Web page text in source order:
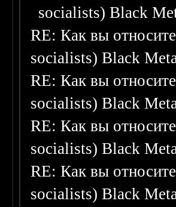
socialists) Black
RE: Как вы
socialists) Black
RE: Как вы
socialists) Black
RE: Как вы
socialists) Black
RE: Как вы
socialists) Black